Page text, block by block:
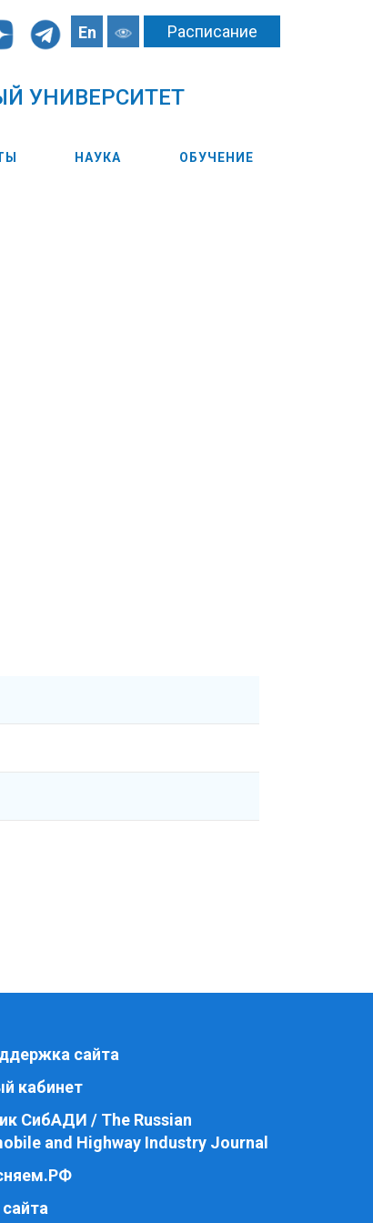
En Расписание
УНИВЕРСИТЕТ
НАУКА ОБУЧЕНИЕ
сайта
кабинет
СибАДИ / The Russian
and Highway Industry Journal